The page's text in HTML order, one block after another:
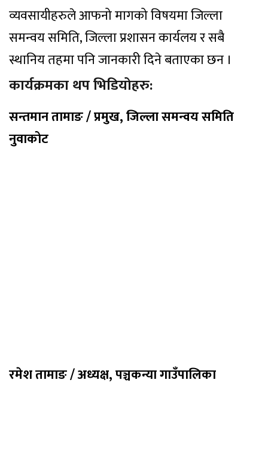
व्यवसायीहरुले आफनो मागको विषयमा जिल्ला
समन्वय समिति, जिल्ला प्रशासन कार्यलय र सबै
स्थानिय तहमा पनि जानकारी दिने बताएका छन ।
कार्यक्रमका थप भिडियोहरु:
सन्तमान तामाङ / प्रमुख, जिल्ला समन्वय समिति
नुवाकोट
रमेश तामाङ / अध्यक्ष, पञ्चकन्या गाउँपालिका